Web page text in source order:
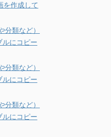
作成して
分類など）
ルにコピー
分類など）
ルにコピー
分類など）
ルにコピー